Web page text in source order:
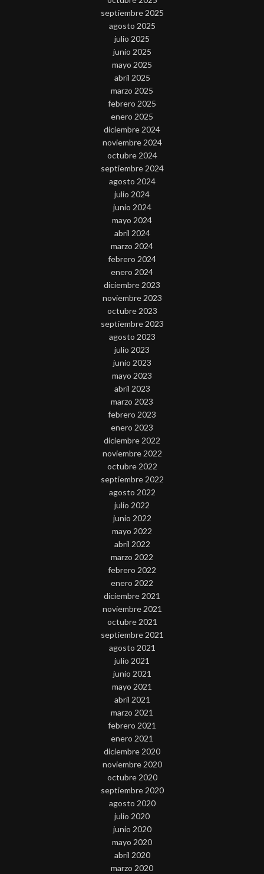
septiembre 2025
agosto 2025
julio 2025
junio 2025
mayo 2025
abril 2025
marzo 2025
febrero 2025
enero 2025
diciembre 2024
noviembre 2024
octubre 2024
septiembre 2024
agosto 2024
julio 2024
junio 2024
mayo 2024
abril 2024
marzo 2024
febrero 2024
enero 2024
diciembre 2023
noviembre 2023
octubre 2023
septiembre 2023
agosto 2023
julio 2023
junio 2023
mayo 2023
abril 2023
marzo 2023
febrero 2023
enero 2023
diciembre 2022
noviembre 2022
octubre 2022
septiembre 2022
agosto 2022
julio 2022
junio 2022
mayo 2022
abril 2022
marzo 2022
febrero 2022
enero 2022
diciembre 2021
noviembre 2021
octubre 2021
septiembre 2021
agosto 2021
julio 2021
junio 2021
mayo 2021
abril 2021
marzo 2021
febrero 2021
enero 2021
diciembre 2020
noviembre 2020
octubre 2020
septiembre 2020
agosto 2020
julio 2020
junio 2020
mayo 2020
abril 2020
marzo 2020